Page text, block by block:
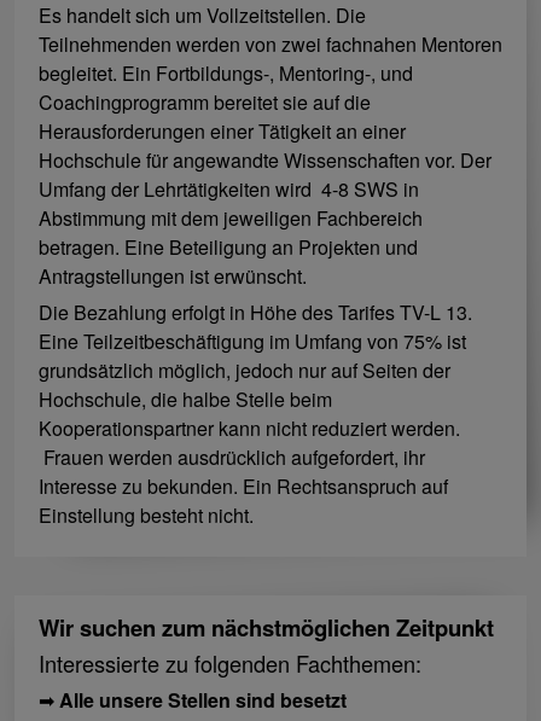
Es handelt sich um Vollzeitstellen. Die
Teilnehmenden werden von zwei fachnahen Mentoren
begleitet. Ein Fortbildungs-, Mentoring-, und
Coachingprogramm bereitet sie auf die
Herausforderungen einer Tätigkeit an einer
Hochschule für angewandte Wissenschaften vor. Der
Umfang der Lehrtätigkeiten wird 4-8 SWS in
Abstimmung mit dem jeweiligen Fachbereich
betragen. Eine Beteiligung an Projekten und
Antragstellungen ist erwünscht.
Die Bezahlung erfolgt in Höhe des Tarifes TV-L 13.
Eine Teilzeitbeschäftigung im Umfang von 75% ist
grundsätzlich möglich, jedoch nur auf Seiten der
Hochschule, die halbe Stelle beim
Kooperationspartner kann nicht reduziert werden.
Frauen werden ausdrücklich aufgefordert, ihr
Interesse zu bekunden. Ein Rechtsanspruch auf
Einstellung besteht nicht.
Wir suchen zum nächstmöglichen Zeitpunkt
Interessierte zu folgenden Fachthemen:
➡Alle unsere Stellen sind besetzt